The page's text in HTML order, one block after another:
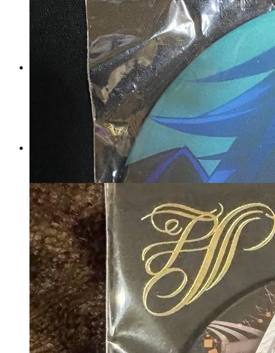
ポケモンセンター フクオカ
限定 ロゴピンズ 20個
マイストア在庫：
1393
カートに入れる
鬼滅の刃 幕間画くじ 霞柱 時透
無一郎 箔押し57mm缶バッジA
10点
マイストア在庫： 1090
税込
17722円
カートに入れる